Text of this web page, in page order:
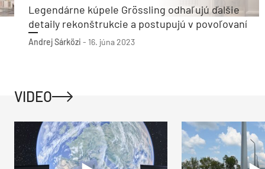
Legendárne kúpele Grössling odhaľujú ďalšie
detaily rekonštrukcie a postupujú v povoľovaní
Andrej Sárközi - 16. júna 2023
VIDEO